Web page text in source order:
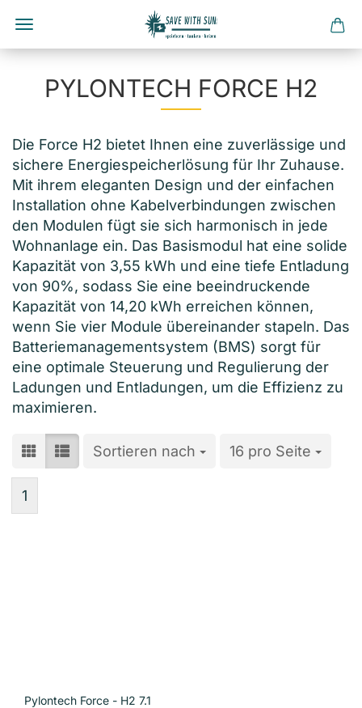
Direkt
HauptinhaltPYLONTECH FORCE H2
Die Force H2 bietet Ihnen eine zuverlässige und
sichere Energiespeicherlösung für Ihr Zuhause.
Mit ihrem eleganten Design und der einfachen
Installation ohne Kabelverbindungen zwischen
den Modulen fügt sie sich harmonisch in jede
Wohnanlage ein. Das Basismodul hat eine solide
Kapazität von 3,55 kWh und eine tiefe Entladung
von 90%, sodass Sie eine beeindruckende
Kapazität von 14,20 kWh erreichen können,
wenn Sie vier Module übereinander stapeln. Das
Batteriemanagementsystem (BMS) sorgt für
eine optimale Steuerung und Regulierung der
Ladungen und Entladungen, um die Effizienz zu
maximieren.
Sortieren nach
Sortieren nach 16 pro Seite
pro Seite
1
Pylontech Force - H2 7.1